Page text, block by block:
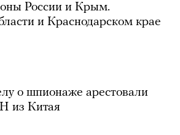
России и Крым.
и Краснодарском крае
о шпионаже арестовали
из Китая